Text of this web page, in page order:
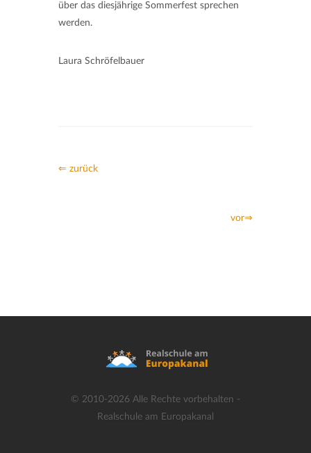
über das diesjährige Sommerfest sprechen
werden.
Laura Schröfelbauer
⇐ zurück
vor⇒
© 2010-2026 Alle Rechte vorbehalten -
Realschule am Europakanal